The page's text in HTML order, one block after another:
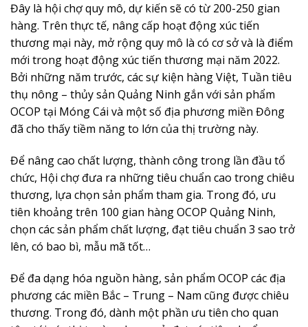
Đây là hội chợ quy mô, dự kiến sẽ có từ 200-250 gian
hàng. Trên thực tế, nâng cấp hoạt động xúc tiến
thương mại này, mở rộng quy mô là có cơ sở và là điểm
mới trong hoạt động xúc tiến thương mại năm 2022.
Bởi những năm trước, các sự kiện hàng Việt, Tuần tiêu
thụ nông – thủy sản Quảng Ninh gắn với sản phẩm
OCOP tại Móng Cái và một số địa phương miền Đông
đã cho thấy tiềm năng to lớn của thị trường này.
Để nâng cao chất lượng, thành công trong lần đầu tổ
chức, Hội chợ đưa ra những tiêu chuẩn cao trong chiêu
thương, lựa chọn sản phẩm tham gia. Trong đó, ưu
tiên khoảng trên 100 gian hàng OCOP Quảng Ninh,
chọn các sản phẩm chất lượng, đạt tiêu chuẩn 3 sao trở
lên, có bao bì, mẫu mã tốt…
Để đa dạng hóa nguồn hàng, sản phẩm OCOP các địa
phương các miền Bắc – Trung – Nam cũng được chiêu
thương. Trong đó, dành một phần ưu tiên cho quan